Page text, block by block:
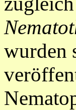
wurden